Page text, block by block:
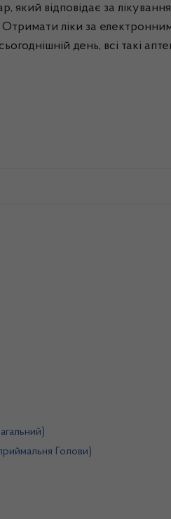
відповідає за
Отримати ліки за
день, всі такі
Голови)